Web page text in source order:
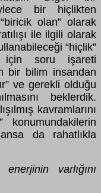
bir hiçlikten
olan” olarak
ile ilgili olarak
“hiçlik”
için soru işareti
bir bilim insandan
ve gerekli olduğu
beklerdik.
kavramlarını
konumundakilerin
da rahatlıkla
varlığını